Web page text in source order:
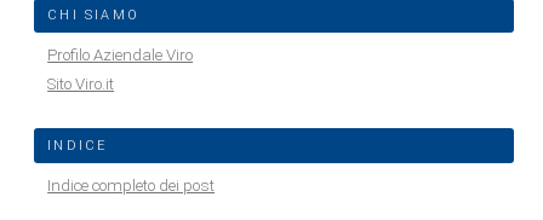
CHI SIAMO
Profilo Aziendale Viro
Sito Viro.it
INDICE
Indice completo dei post